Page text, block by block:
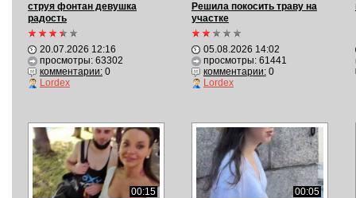
струя фонтан девушка
радость
20.07.2026 12:16
просмотры: 63302
комментарии:0
Lordex
Решила покосить траву на
участке
05.08.2026 14:02
просмотры: 61441
комментарии:0
Lordex
00:15
00:05